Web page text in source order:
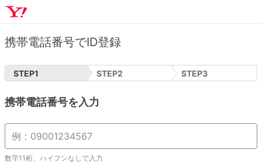
携帯電話番号でID登録
STEP1 STEP2 STEP3
携帯電話番号を入力
数字11桁、ハイフンなしで入力